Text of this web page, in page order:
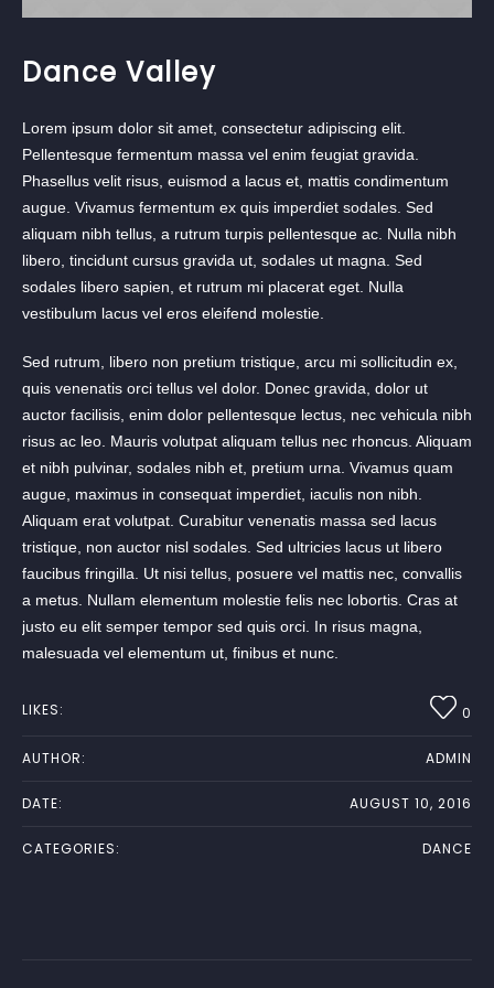
Dance Valley
Lorem ipsum dolor sit amet, consectetur adipiscing elit.
Pellentesque fermentum massa vel enim feugiat gravida.
Phasellus velit risus, euismod a lacus et, mattis condimentum
augue. Vivamus fermentum ex quis imperdiet sodales. Sed
aliquam nibh tellus, a rutrum turpis pellentesque ac. Nulla nibh
libero, tincidunt cursus gravida ut, sodales ut magna. Sed
sodales libero sapien, et rutrum mi placerat eget. Nulla
vestibulum lacus vel eros eleifend molestie.
Sed rutrum, libero non pretium tristique, arcu mi sollicitudin ex,
quis venenatis orci tellus vel dolor. Donec gravida, dolor ut
auctor facilisis, enim dolor pellentesque lectus, nec vehicula nibh
risus ac leo. Mauris volutpat aliquam tellus nec rhoncus. Aliquam
et nibh pulvinar, sodales nibh et, pretium urna. Vivamus quam
augue, maximus in consequat imperdiet, iaculis non nibh.
Aliquam erat volutpat. Curabitur venenatis massa sed lacus
tristique, non auctor nisl sodales. Sed ultricies lacus ut libero
faucibus fringilla. Ut nisi tellus, posuere vel mattis nec, convallis
a metus. Nullam elementum molestie felis nec lobortis. Cras at
justo eu elit semper tempor sed quis orci. In risus magna,
malesuada vel elementum ut, finibus et nunc.
LIKES: 0
AUTHOR: ADMIN
DATE: AUGUST 10, 2016
CATEGORIES: DANCE